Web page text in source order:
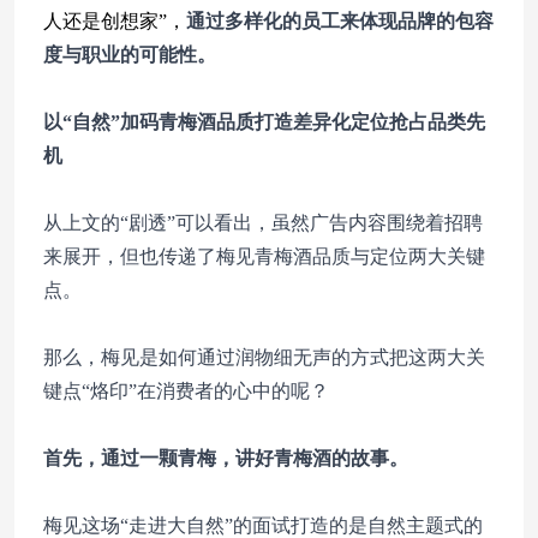
人还是创想家”， 通过多样化的员工来体现品牌的包容
度与职业的可能性。
以“自然”加码青梅酒品质打造差异化定位抢占品类先
机
从上文的“剧透”可以看出，虽然广告内容围绕着招聘
来展开，但也传递了梅见青梅酒品质与定位两大关键
点。
那么，梅见是如何通过润物细无声的方式把这两大关
键点“烙印”在消费者的心中的呢？
首先，通过一颗青梅，讲好青梅酒的故事。
梅见这场“走进大自然”的面试打造的是自然主题式的